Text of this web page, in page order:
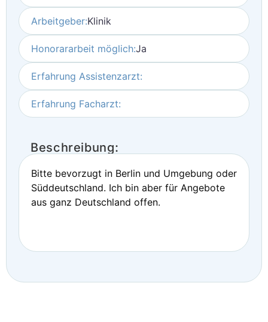
Arbeitgeber:Klinik
Honorararbeit möglich:Ja
Erfahrung Assistenzarzt:
Erfahrung Facharzt:
Beschreibung:
Bitte bevorzugt in Berlin und Umgebung oder
Süddeutschland. Ich bin aber für Angebote
aus ganz Deutschland offen.